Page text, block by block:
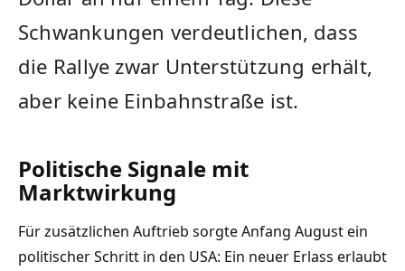
Schwankungen verdeutlichen, dass
die Rallye zwar Unterstützung erhält,
aber keine Einbahnstraße ist.
Politische Signale mit
Marktwirkung
Für zusätzlichen Auftrieb sorgte Anfang August ein
politischer Schritt in den USA: Ein neuer Erlass erlaubt